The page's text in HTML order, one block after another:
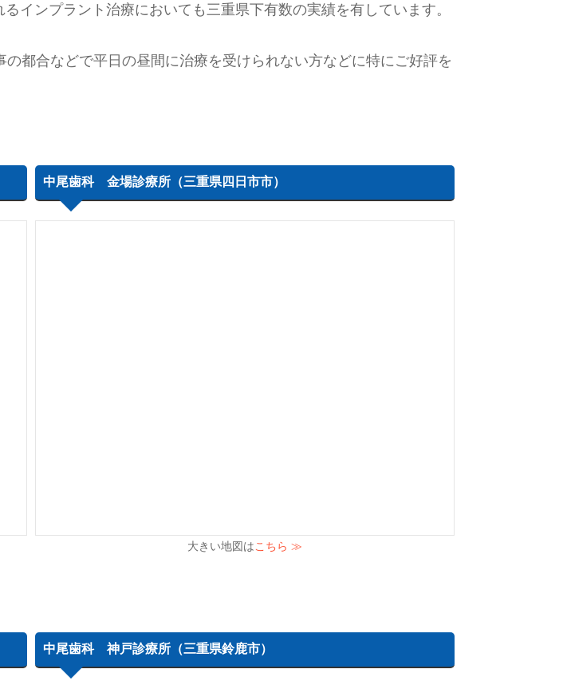
インプラント治療においても三重県下有数の実績を有しています。
都合などで平日の昼間に治療を受けられない方などに特にご好評を
中尾歯科 金場診療所（三重県四日市市）
大きい地図はこちら ≫
中尾歯科 神戸診療所（三重県鈴鹿市）